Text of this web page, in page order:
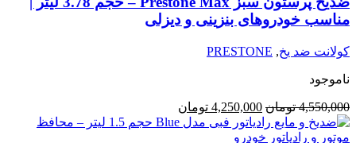
مناسب خودروهای بنزینی و دیزلی
کولانت ضد یخ,
PRESTONE
ناموجود
4,550,000 تومان قیمت
اصلی:
4,250,000 تومان
فعلی: